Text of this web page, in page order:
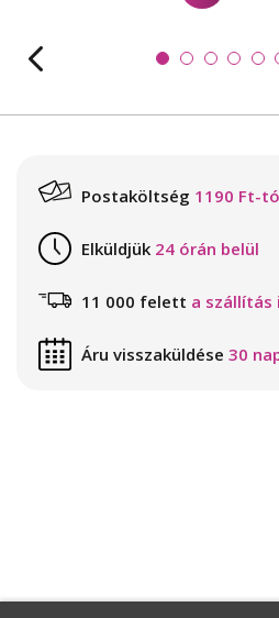
Postaköltség 1190 Ft-
Elküldjük 24 órán belül
11 000 felett a szállítás
Áru visszaküldése 30